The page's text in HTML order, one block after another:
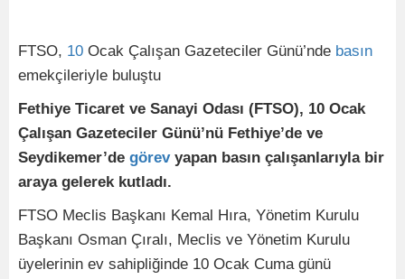
FTSO, 10 Ocak Çalışan Gazeteciler Günü’nde basın
emekçileriyle buluştu
Fethiye Ticaret ve Sanayi Odası (FTSO), 10 Ocak
Çalışan Gazeteciler Günü’nü Fethiye’de ve
Seydikemer’de görevyapan basın çalışanlarıyla bir
araya gelerek kutladı.
FTSO Meclis Başkanı Kemal Hıra, Yönetim Kurulu
Başkanı Osman Çıralı, Meclis ve Yönetim Kurulu
üyelerinin ev sahipliğinde 10 Ocak Cuma günü